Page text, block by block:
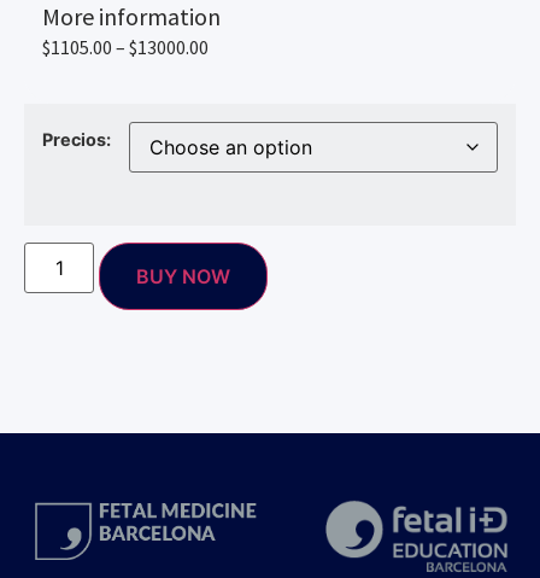
More information
$1105.00 – $13000.00
Precios:
BUY NOW